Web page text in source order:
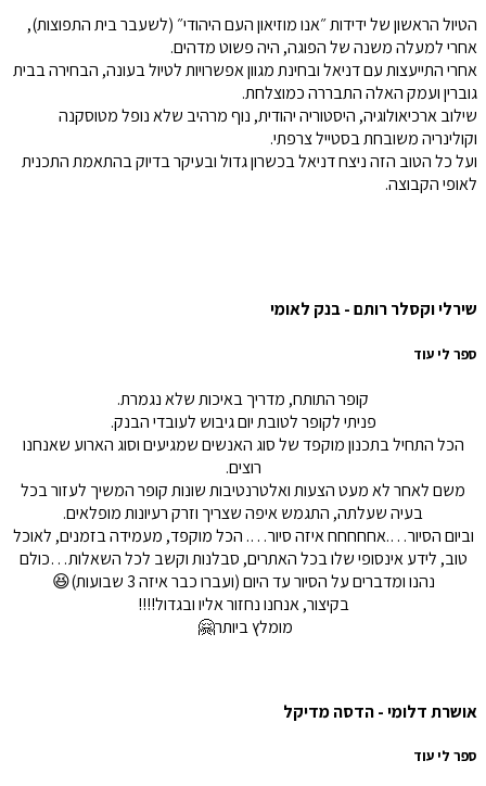
הטיול הראשון של ידידות ״אנו מוזיאון העם היהודי״ (לשעבר בית התפוצות),
אחרי למעלה משנה של הפוגה, היה פשוט מדהים.
אחרי התייעצות עם דניאל ובחינת מגוון אפשרויות לטיול בעונה, הבחירה בבית
גוברין ועמק האלה התבררה כמוצלחת.
שילוב ארכיאולוגיה, היסטוריה יהודית, נוף מרהיב שלא נופל מטוסקנה
וקולינריה משובחת בסטייל צרפתי.
ועל כל הטוב הזה ניצח דניאל בכשרון גדול ובעיקר בדיוק בהתאמת התכנית
לאופי הקבוצה.
שירלי וקסלר רותם - בנק לאומי
ספר לי עוד
קופר התותח, מדריך באיכות שלא נגמרת.
פניתי לקופר לטובת יום גיבוש לעובדי הבנק.
הכל התחיל בתכנון מוקפד של סוג האנשים שמגיעים וסוג הארוע שאנחנו
רוצים.
משם לאחר לא מעט הצעות ואלטרנטיבות שונות קופר המשיך לעזור בכל
בעיה שעלתה, התגמש איפה שצריך וזרק רעיונות מופלאים.
וביום הסיור….אחחחחח איזה סיור…. הכל מוקפד, מעמידה בזמנים, לאוכל
טוב, לידע אינסופי שלו בכל האתרים, סבלנות וקשב לכל השאלות…כולם
נהנו ומדברים על הסיור עד היום (ועברו כבר איזה 3 שבועות)😆
בקיצור, אנחנו נחזור אליו ובגדול!!!!
מומלץ ביותר🤗
אושרת דלומי - הדסה מדיקל
ספר לי עוד